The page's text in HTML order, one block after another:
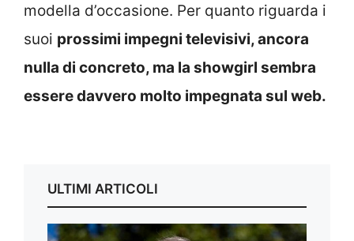
modella d’occasione. Per quanto riguarda i
suoi prossimi impegni televisivi, ancora
nulla di concreto, ma la showgirl sembra
essere davvero molto impegnata sul web.
ULTIMI ARTICOLI